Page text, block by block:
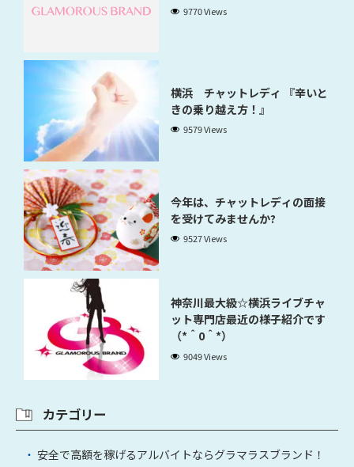
9770 Views
横浜 チャットレディ 『辛いと
きの乗り越え方！』
9579 Views
今年は、チャットレディの面接
を受けてみませんか?
9527 Views
神奈川最大級☆横浜ライブチャ
ット専門店最近の様子紹介です
（*＾0＾*）
9049 Views
カテゴリー
安全で高額を稼げるアルバイトならグラマラスブランド！